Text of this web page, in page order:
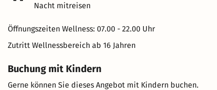
Nacht mitreisen
Öffnungszeiten Wellness: 07.00 - 22.00 Uhr
Zutritt Wellnessbereich ab 16 Jahren
Buchung mit Kindern
Gerne können Sie dieses Angebot mit Kindern buchen.